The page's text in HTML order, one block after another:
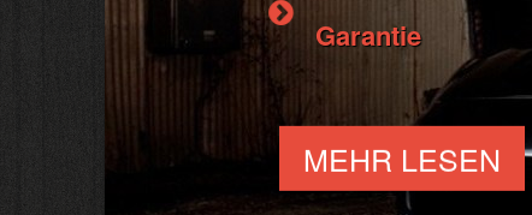
Garantie
MEHR LESEN